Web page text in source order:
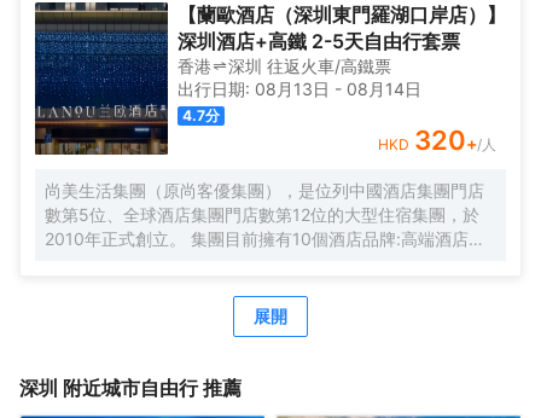
技帶來的便捷。-舒適享受:24小時熱水即開即熱，無需等
待，為您洗去一身疲憊。-影音娛樂:部分房間配備高清投影
儀，打造私人影院，享受震撼視聽盛宴。-貼心服務:酒店設有
洗衣房，並提供烘乾服務，解決您的洗衣煩惱，讓旅途更加
輕鬆自在。歡橙酒店是您商務出行、休閒度假的理想之選。
期待您的光臨！温馨提示，圖片僅供參考，無法涵蓋所有房
型，詳細的實物照片請諮詢酒店。
【蘭歐酒店（深圳東門羅湖口岸店）】
深圳酒店+高鐵 2-5天自由行套票
香港 深圳 往返火車/高鐵票
出行日期: 08月13日 - 08月14日
4.7分
HKD 320+/人
尚美生活集團（原尚客優集團），是位列中國酒店集團門店
數第5位、全球酒店集團門店數第12位的大型住宿集團，於
2010年正式創立。 集團目前擁有10個酒店品牌:高端酒店品
牌花美時、公寓品牌LIPPO公社。尚美生活旗下酒店超過
3500家（含在營店和籌建店），現已覆蓋全國31個省293座
團，尚美生活憑藉創新的商業模式、強大的品牌優勢和專業
展開
深圳 附近城市自由行 推薦